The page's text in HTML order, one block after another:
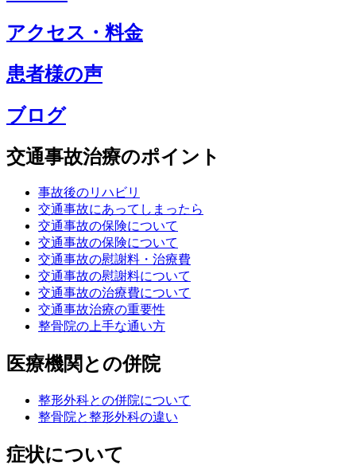
アクセス・料金
患者様の声
ブログ
交通事故治療のポイント
事故後のリハビリ
交通事故にあってしまったら
交通事故の保険について
交通事故の保険について
交通事故の慰謝料・治療費
交通事故の慰謝料について
交通事故の治療費について
交通事故治療の重要性
整骨院の上手な通い方
医療機関との併院
整形外科との併院について
整骨院と整形外科の違い
症状について